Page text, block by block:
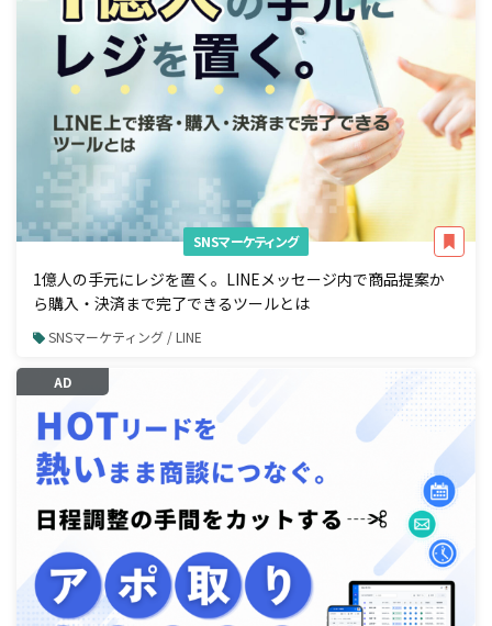
SNSマーケティング
1億人の手元にレジを置く。LINEメッセージ内で商品提案か
ら購入・決済まで完了できるツールとは
SNSマーケティング / LINE
AD